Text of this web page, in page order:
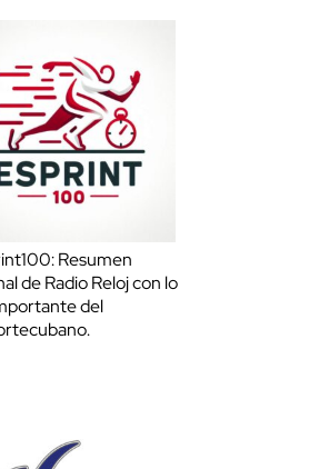
Resumen
de Radio Reloj con lo
del